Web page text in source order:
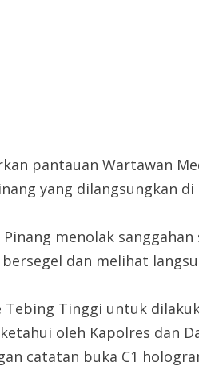
pantauan Wartawan
yang dilangsungkan
menolak
dan melihat
Tinggi untuk
oleh Kapolres
catatan buka C1